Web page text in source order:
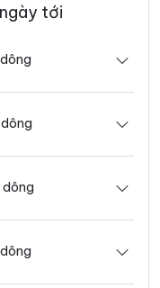
tới
dông